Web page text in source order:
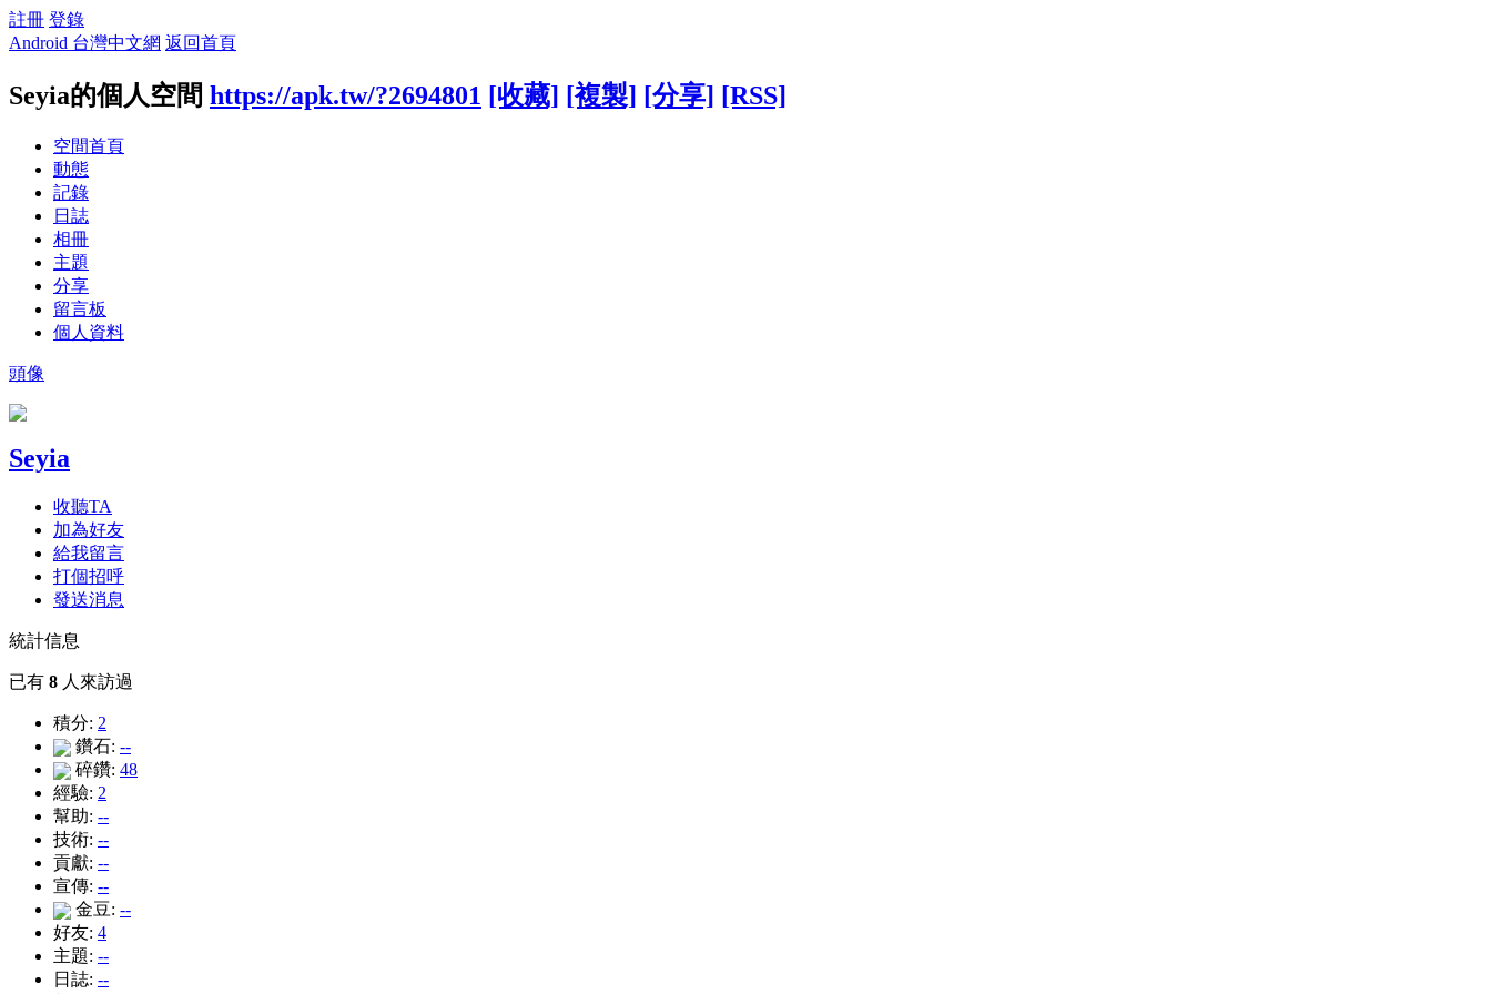
註冊 登錄
Android 台灣中文網 返回首頁
Seyia的個人空間 https://apk.tw/?2694801 [收藏] [複製] [分享] [RSS]
空間首頁
動態
記錄
日誌
相冊
主題
分享
留言板
個人資料
頭像
Seyia
收聽TA
加為好友
給我留言
打個招呼
發送消息
統計信息
已有 8 人來訪過
積分: 2
鑽石: --
碎鑽: 48
經驗: 2
幫助: --
技術: --
貢獻: --
宣傳: --
金豆: --
好友: 4
主題: --
日誌: --